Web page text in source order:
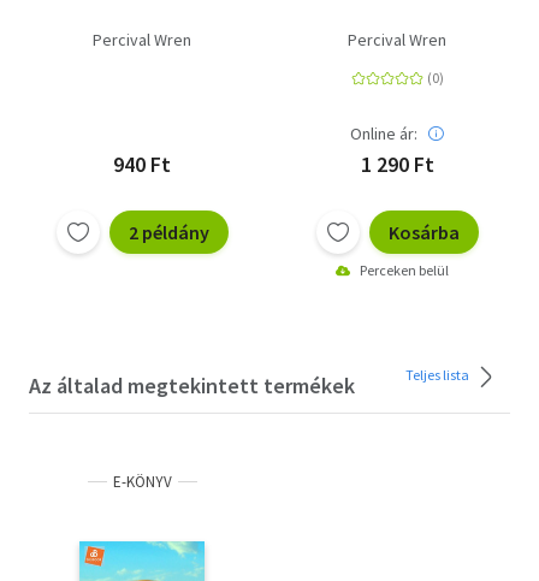
Percival Wren
940 Ft
2 példány
Percival Wren
Online ár:
1 290 Ft
Kosárba
Perceken belül
Az általad megtekintett termékek Teljes lista
E-KÖNYV